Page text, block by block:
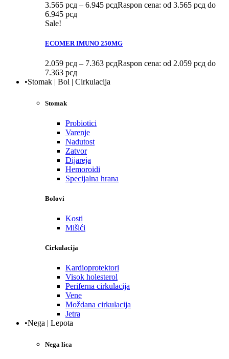
3.565 рсд – 6.945 рсдRaspon cena: od 3.565 рсд do
6.945 рсд
Sale!
ECOMER IMUNO 250MG
2.059 рсд – 7.363 рсдRaspon cena: od 2.059 рсд do
7.363 рсд
•Stomak | Bol | Cirkulacija
Stomak
Probiotici
Varenje
Nadutost
Zatvor
Dijareja
Hemoroidi
Specijalna hrana
Bolovi
Kosti
Mišići
Cirkulacija
Kardioprotektori
Visok holesterol
Periferna cirkulacija
Vene
Moždana cirkulacija
Jetra
•Nega | Lepota
Nega lica